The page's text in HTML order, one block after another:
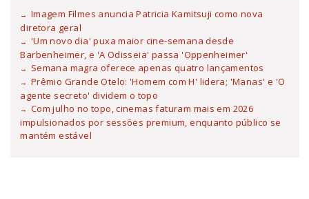
Imagem Filmes anuncia Patricia Kamitsuji como nova
diretora geral
'Um novo dia' puxa maior cine-semana desde
Barbenheimer, e 'A Odisseia' passa 'Oppenheimer'
Semana magra oferece apenas quatro lançamentos
Prêmio Grande Otelo: 'Homem com H' lidera; 'Manas' e 'O
agente secreto' dividem o topo
Com julho no topo, cinemas faturam mais em 2026
impulsionados por sessões premium, enquanto público se
mantém estável